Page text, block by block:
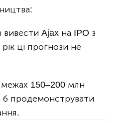
Ajax на IPO з
ці прогнози не
межах 150–200 млн
б продемонструвати